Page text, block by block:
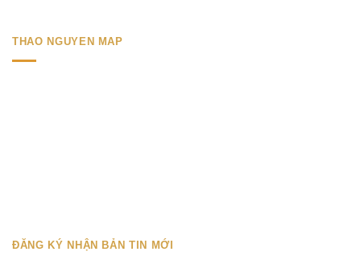
THAO NGUYEN MAP
ĐĂNG KÝ NHẬN BẢN TIN MỚI